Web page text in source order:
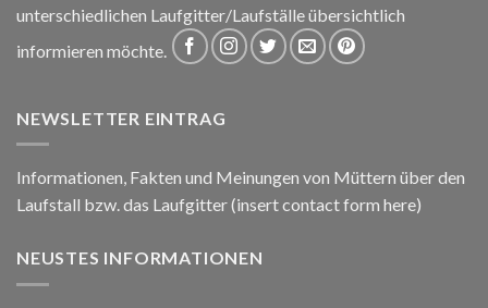
unterschiedlichen Laufgitter/Laufställe übersichtlich
informieren möchte.
NEWSLETTER EINTRAG
Informationen, Fakten und Meinungen von Müttern über den
Laufstall bzw. das Laufgitter (insert contact form here)
NEUSTES INFORMATIONEN